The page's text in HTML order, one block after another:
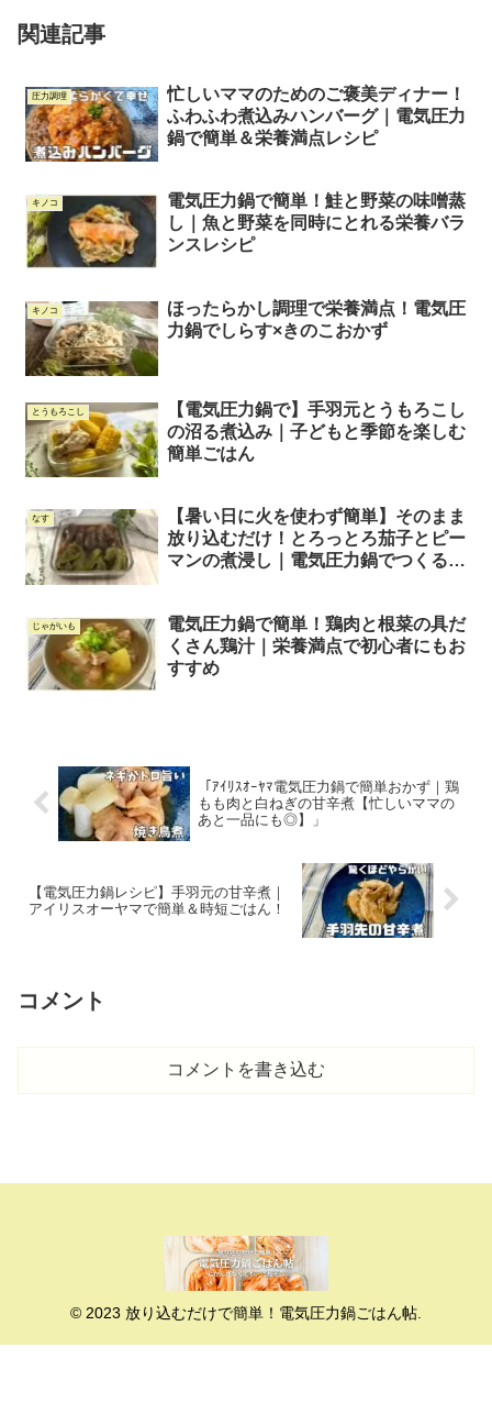
関連記事
圧力調理
忙しいママのためのご褒美ディナー！
ふわふわ煮込みハンバーグ｜電気圧力
鍋で簡単＆栄養満点レシピ
キノコ
電気圧力鍋で簡単！鮭と野菜の味噌蒸
し｜魚と野菜を同時にとれる栄養バラ
ンスレシピ
キノコ
ほったらかし調理で栄養満点！電気圧
力鍋でしらす×きのこおかず
とうもろこし
【電気圧力鍋で】手羽元とうもろこし
の沼る煮込み｜子どもと季節を楽しむ
簡単ごはん
なす
【暑い日に火を使わず簡単】そのまま
放り込むだけ！とろっとろ茄子とピー
マンの煮浸し｜電気圧力鍋でつくる夏
じゃがいも
電気圧力鍋で簡単！鶏肉と根菜の具だ
くさん鶏汁｜栄養満点で初心者にもお
すすめ
「ｱｲﾘｽｵｰﾔﾏ電気圧力鍋で簡単おかず｜鶏
もも肉と白ねぎの甘辛煮【忙しいママの
あと一品にも◎】」
【電気圧力鍋レシピ】手羽元の甘辛煮｜
アイリスオーヤマで簡単＆時短ごはん！
コメント
コメントを書き込む
© 2023 放り込むだけで簡単！電気圧力鍋ごはん帖.